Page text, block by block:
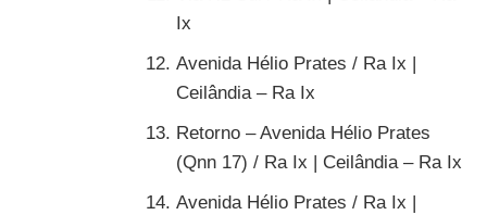
Ix
Avenida Hélio Prates / Ra Ix |
Ceilândia – Ra Ix
Retorno – Avenida Hélio Prates
(Qnn 17) / Ra Ix | Ceilândia – Ra Ix
Avenida Hélio Prates / Ra Ix |